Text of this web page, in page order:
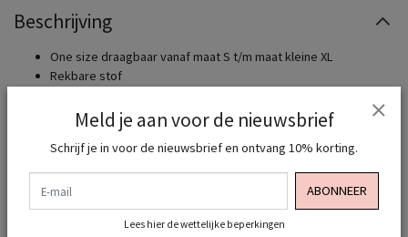
Beschrijving
One size draagbaar vanaf maat S t/m maat kleine XL
Rekbare stof
Materiaal :
Zie je al die leuke schoenen , tassen en riemen ? Ook dit shop je
Meld je aan voor de nieuwsbrief
Schrijf je in voor de nieuwsbrief en ontvang 10% korting.
ABONNEER
Lees hier de wettelijke beperkingen